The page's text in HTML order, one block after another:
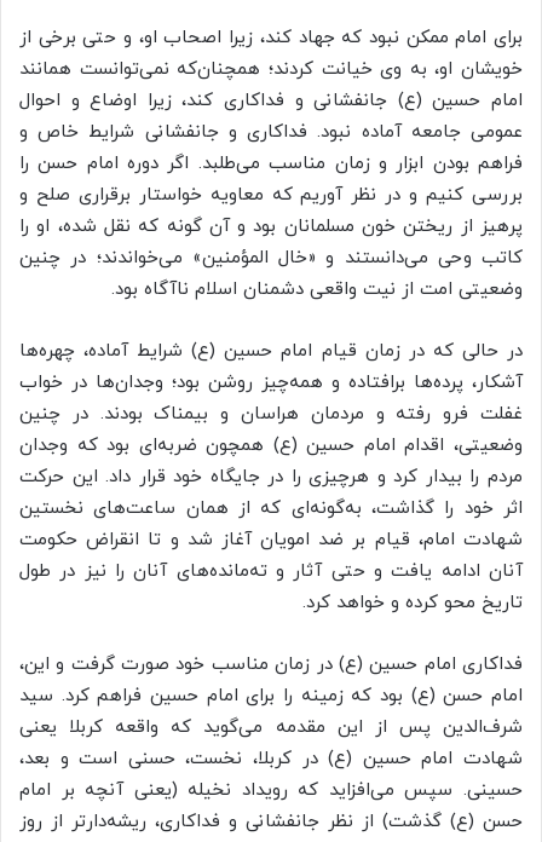
برای امام ممکن نبود که جهاد کند، زیرا اصحاب او، و حتی برخی از
خویشان او، به وی خیانت کردند؛ همچنان‌که نمی‌توانست همانند
امام حسین (ع) جانفشانی و فداکاری کند، زیرا اوضاع و احوال
عمومی جامعه آماده نبود. فداکاری و جانفشانی شرایط خاص و
فراهم بودن ابزار و زمان مناسب می‌طلبد. اگر دوره امام حسن را
بررسی کنیم و در نظر آوریم که معاویه خواستار برقراری صلح و
پرهیز از ریختن خون مسلمانان بود و آن گونه که نقل شده، او را
کاتب وحی می‌دانستند و «خال المؤمنین» می‌خواندند؛ در چنین
وضعیتی امت از نیت واقعی دشمنان اسلام ناآگاه بود.
در حالی که در زمان قیام امام حسین (ع) شرایط آماده، چهره‌ها
آشکار، پرده‌ها برافتاده و همه‌چیز روشن بود؛ وجدان‌ها در خواب
غفلت فرو رفته و مردمان هراسان و بیمناک بودند. در چنین
وضعیتی، اقدام امام حسین (ع) همچون ضربه‌ای بود که وجدان
مردم را بیدار کرد و هرچیزی را در جایگاه خود قرار داد. این حرکت
اثر خود را گذاشت، به‌گونه‌ای که از همان ساعت‌های نخستین
شهادت امام، قیام بر ضد امویان آغاز شد و تا انقراض حکومت
آنان ادامه یافت و حتی آثار و ته‌مانده‌های آنان را نیز در طول
تاریخ محو کرده و خواهد کرد.
فداکاری امام حسین (ع) در زمان مناسب خود صورت گرفت و این،
امام حسن (ع) بود که زمینه را برای امام حسین فراهم کرد. سید
شرف‌الدین پس از این مقدمه می‌گوید که واقعه کربلا یعنی
شهادت امام حسین (ع) در کربلا، نخست، حسنی است و بعد،
حسینی. سپس می‌افزاید که رویداد نخیله (یعنی آنچه بر امام
حسن (ع) گذشت) از نظر جانفشانی و فداکاری، ریشه‌دارتر از روز